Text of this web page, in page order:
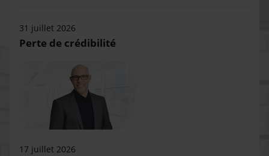
31 juillet 2026
Perte de crédibilité
17 juillet 2026